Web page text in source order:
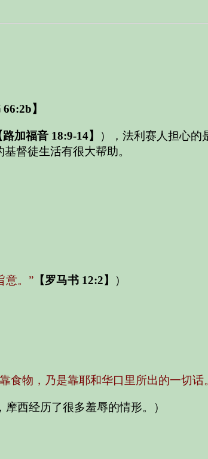
】
路加福音 18:9-14】
），法利赛人担心的
督徒生活有很大帮助。
意。” 【罗马书 12:2】
）
食物，乃是靠耶和华口里所出的一切话
摩西经历了很多羞辱的情形。）